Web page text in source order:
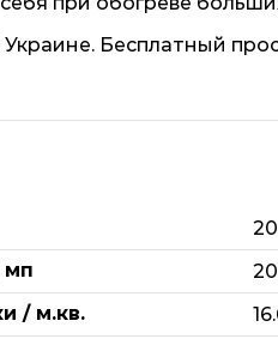
Бесплатный
мп
/ м.кв.